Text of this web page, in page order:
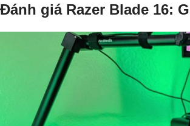
Đánh giá Razer Blade 16: